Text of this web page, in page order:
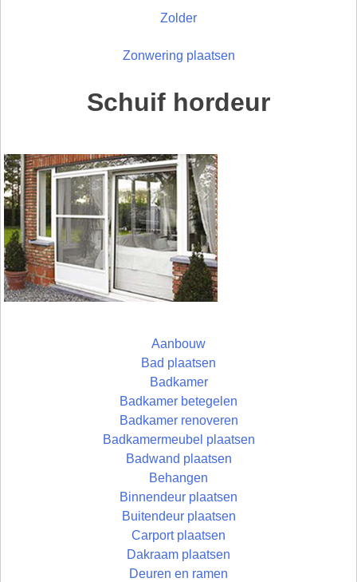
Zolder
Zonwering plaatsen
Schuif hordeur
Aanbouw
Bad plaatsen
Badkamer
Badkamer betegelen
Badkamer renoveren
Badkamermeubel plaatsen
Badwand plaatsen
Behangen
Binnendeur plaatsen
Buitendeur plaatsen
Carport plaatsen
Dakraam plaatsen
Deuren en ramen